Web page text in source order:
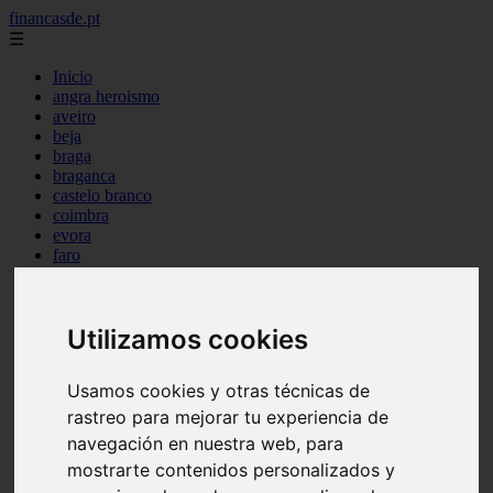
Utilizamos cookies
Usamos cookies y otras técnicas de
rastreo para mejorar tu experiencia de
navegación en nuestra web, para
mostrarte contenidos personalizados y
financasde.pt
☰
Inicio
angra heroismo
aveiro
beja
braga
braganca
castelo branco
coimbra
evora
faro
lisboa
madeira
portalegre
porto
setubal
viana castelo